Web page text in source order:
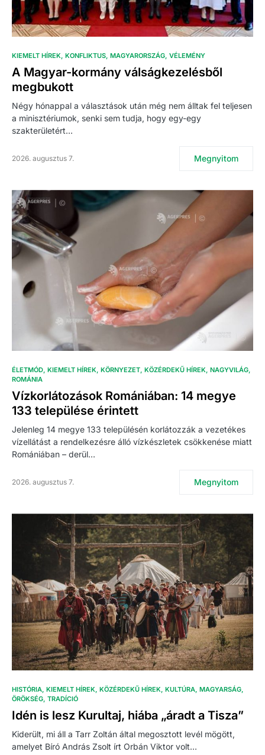
KIEMELT HÍREK KONFLIKTUS MAGYARORSZÁG VÉLEMÉNY
A Magyar-kormány válságkezelésből
megbukott
Négy hónappal a választások után még nem álltak fel teljesen
a minisztériumok, senki sem tudja, hogy egy-egy
szakterületért…
2026. augusztus 7. Megnyitom
ÉLETMÓD KIEMELT HÍREK KÖRNYEZET KÖZÉRDEKŰ HÍREK NAGYVILÁG
ROMÁNIA
Vízkorlátozások Romániában: 14 megye
133 települése érintett
Jelenleg 14 megye 133 településén korlátozzák a vezetékes
vízellátást a rendelkezésre álló vízkészletek csökkenése miatt
Romániában – derül…
2026. augusztus 7. Megnyitom
HISTÓRIA KIEMELT HÍREK KÖZÉRDEKŰ HÍREK KULTÚRA MAGYARSÁG
ÖRÖKSÉG TRADÍCIÓ
Idén is lesz Kurultaj, hiába „áradt a Tisza”
Kiderült, mi áll a Tarr Zoltán által megosztott levél mögött,
amelyet Bíró András Zsolt írt Orbán Viktor volt…